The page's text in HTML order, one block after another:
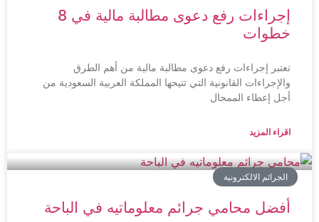
إجراءات رفع دعوى مطالبة مالية في 8
خطوات
تعتبر إجراءات رفع دعوى مطالبة مالية من أهم الطرق
والإجراءات القانونية التي تتيحها المملكة العربية السعودية من
أجل إعطاء الممجال
اقراء المزيد
الجرائم الالكترونية
أفضل محامي جرائم معلوماتيه في الباحة